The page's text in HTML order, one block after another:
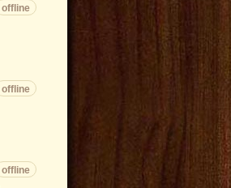
offline
offline
offline